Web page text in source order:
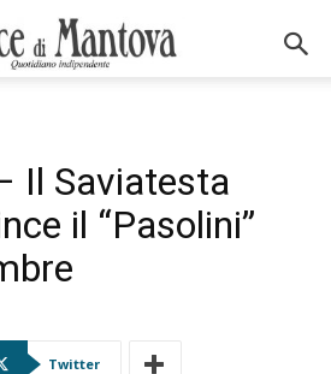
Il Saviatesta
il “Pasolini”
Twitter